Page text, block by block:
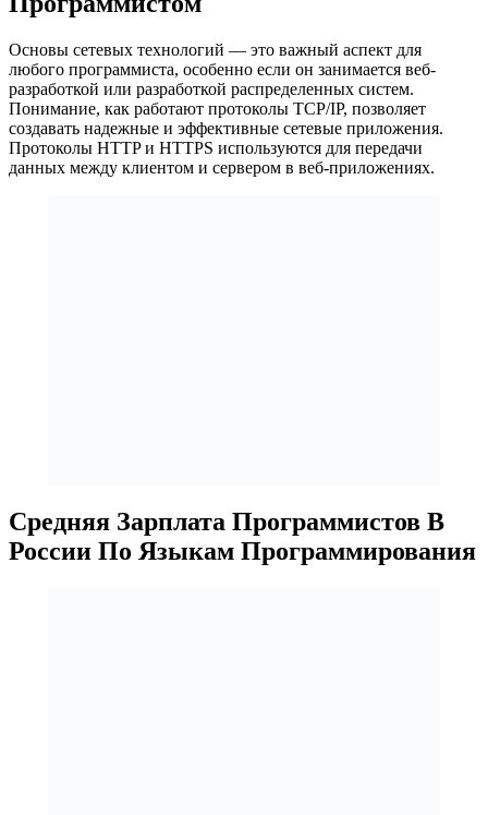
Основы сетевых технологий — это важный аспект для
любого программиста, особенно если он занимается веб-
разработкой или разработкой распределенных систем.
Понимание, как работают протоколы TCP/IP, позволяет
создавать надежные и эффективные сетевые приложения.
Протоколы HTTP и HTTPS используются для передачи
данных между клиентом и сервером в веб-приложениях.
Средняя Зарплата Программистов В
России По Языкам Программирования